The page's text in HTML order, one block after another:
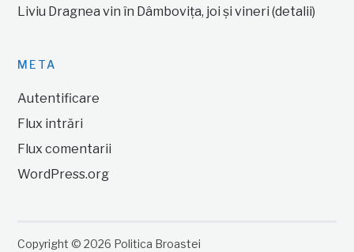
Liviu Dragnea vin în Dâmbovița, joi și vineri (detalii)
META
Autentificare
Flux intrări
Flux comentarii
WordPress.org
Copyright © 2026 Politica Broastei